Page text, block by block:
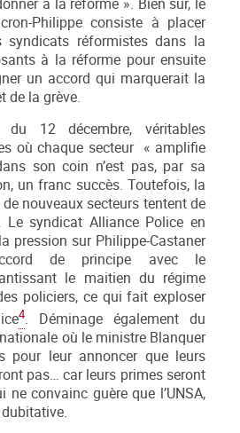
à la réforme ». Bien sûr, le
Philippe consiste à placer
réformistes dans la
à la réforme pour ensuite
un accord qui marquerait la
de la grève.
du 12 décembre, véritables
où chaque secteur « amplifie
son coin n’est pas, par sa
un franc succès. Toutefois, la
nouveaux secteurs tentent de
Le syndicat Alliance Police en
pression sur Philippe-Castaner
de principe avec le
le maitien du régime
policiers, ce qui fait exploser
4. Déminage également du
où le ministre Blanquer
pour leur annoncer que leurs
pas… car leurs primes seront
ne convainc guère que l’UNSA,